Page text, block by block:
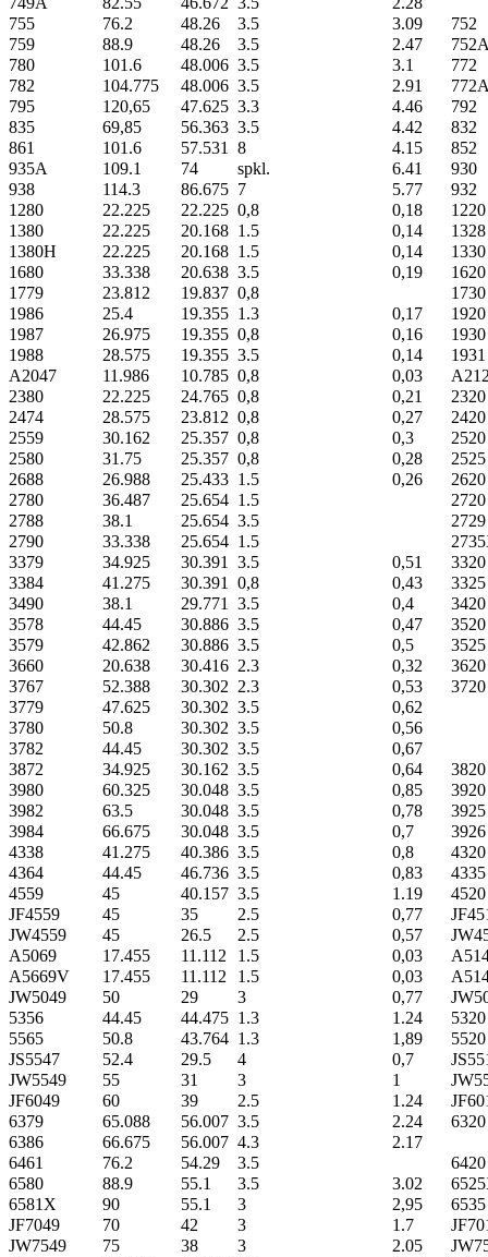
755
76.2 48.26 3.5 3.09
752
759
88.9 48.26 3.5 2.47
780
101.6 48.006 3.5 3.1
772
782
104.775 48.006 3.5 2.91
795
120,65 47.625 3.3 4.46
792
835
69,85 56.363 3.5 4.42
832
861
101.6 57.531 8 4.15
852
935A
109.1 74 spkl. 6.41
930
938
114.3 86.675 7 5.77
932
1280
22.225 22.225 0,8 0,18
1220
1380
22.225 20.168 1.5 0,14
1328
1380H
22.225 20.168 1.5 0,14
1330
1680
33.338 20.638 3.5 0,19
1620
1779
23.812 19.837 0,8
1730
1986
25.4 19.355 1.3 0,17
1920
1987
26.975 19.355 0,8 0,16
1930
1988
28.575 19.355 3.5 0,14
1931
A2047
11.986 10.785 0,8 0,03
2380
22.225 24.765 0,8 0,21
2320
2474
28.575 23.812 0,8 0,27
2420
2559
30.162 25.357 0,8 0,3
2520
2580
31.75 25.357 0,8 0,28
2525
2688
26.988 25.433 1.5 0,26
2620
2780
36.487 25.654 1.5
2720
2788
38.1 25.654 3.5
2729
2790
33.338 25.654 1.5
3379
34.925 30.391 3.5 0,51
3320
3384
41.275 30.391 0,8 0,43
3325
3490
38.1 29.771 3.5 0,4
3420
3578
44.45 30.886 3.5 0,47
3520
3579
42.862 30.886 3.5 0,5
3525
3660
20.638 30.416 2.3 0,32
3620
3767
52.388 30.302 2.3 0,53
3720
3779
47.625 30.302 3.5
0,62
3780
50.8 30.302 3.5
0,56
3782
44.45 30.302 3.5
0,67
3872
34.925 30.162 3.5 0,64
3820
3980
60.325 30.048 3.5 0,85
3920
3982
63.5 30.048 3.5 0,78
3925
3984
66.675 30.048 3.5 0,7
3926
4338
41.275 40.386 3.5 0,8
4320
4364
44.45 46.736 3.5 0,83
4335
4559
45 40.157 3.5 1.19
4520
JF4559
45 35 2.5 0,77
JW4559
45 26.5 2.5 0,57
A5069
17.455 11.112 1.5 0,03
A5669V
17.455 11.112 1.5 0,03
JW5049
50 29 3 0,77
5356
44.45 44.475 1.3 1.24
5320
5565
50.8 43.764 1.3 1,89
5520
JS5547
52.4 29.5 4 0,7
JW5549
55 31 3 1
JF6049
60 39 2.5 1.24
6379
65.088 56.007 3.5 2.24
6320
6386
66.675 56.007 4.3
2.17
6461
76.2 54.29 3.5
6420
6580
88.9 55.1 3.5 3.02
6581X
90 55.1 3 2,95
6535
JF7049
70 42 3 1.7
JW7549
75 38 3 2.05